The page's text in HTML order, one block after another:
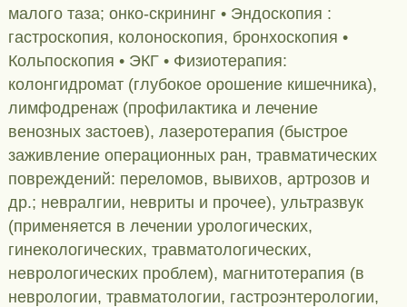
малого таза; онко-скрининг • Эндоскопия :
гастроскопия, колоноскопия, бронхоскопия •
Кольпоскопия • ЭКГ • Физиотерапия:
колонгидромат (глубокое орошение кишечника),
лимфодренаж (профилактика и лечение
венозных застоев), лазеротерапия (быстрое
заживление операционных ран, травматических
повреждений: переломов, вывихов, артрозов и
др.; невралгии, невриты и прочее), ультразвук
(применяется в лечении урологических,
гинекологических, травматологических,
неврологических проблем), магнитотерапия (в
неврологии, травматологии, гастроэнтерологии,